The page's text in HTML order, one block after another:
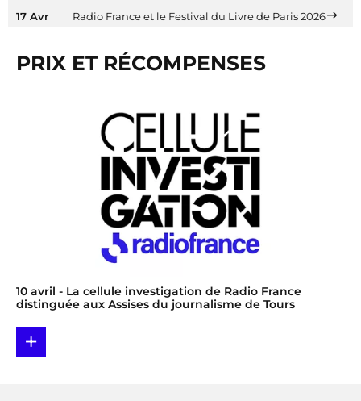
17 Avr Radio France et le Festival du Livre de Paris 2026
PRIX ET RÉCOMPENSES
10 avril - La cellule investigation de Radio France
distinguée aux Assises du journalisme de Tours
+